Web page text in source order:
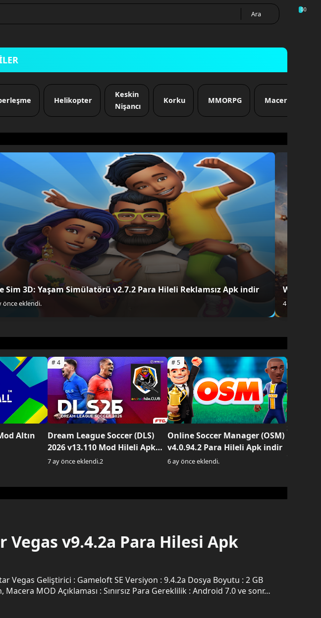
60
0
Helikopter
Keskin
Nişancı
Korku MMORPG Macera
Sim 3D: Yaşam Simülatörü v2.7.2 Para Hileli Reklamsız Apk indir
önce eklendi.
War
4 ay önce
Altın
Dream League Soccer (DLS)
2026 v13.110 Mod Hileli Apk
indir
7 ay önce eklendi.2
Online Soccer Manager (OSM)
v4.0.94.2 Para Hileli Apk indir
6 ay önce eklendi.
Super
Vegas v9.4.2a Para Hilesi Apk
Kategori : Aksiyon, Macera MOD Açıklaması : Sınırsız Para Gereklilik : Android 7.0 ve sonr…